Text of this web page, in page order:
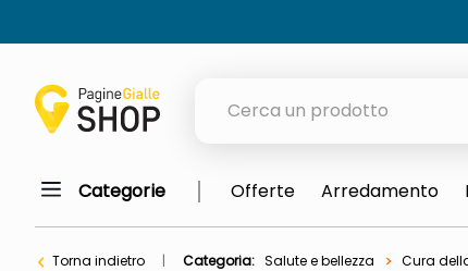
meme
Categorie Offerte Arredamento
Torna indietro Categoria: Salute e bellezza Cura